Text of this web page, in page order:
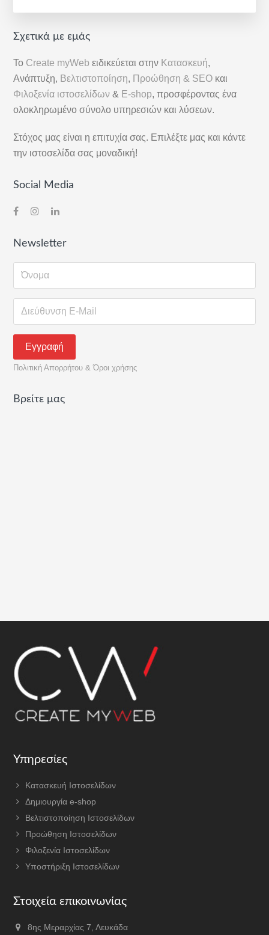
Αρχική
Στήλη
Σχετικά με εμάς
Το Create myWeb ειδικεύεται στην Κατασκευή,
Ανάπτυξη, Βελτιστοποίηση, Προώθηση & SEO και
Φιλοξενία ιστοσελίδων & E-shop, προσφέροντας ένα
ολοκληρωμένο σύνολο υπηρεσιών και λύσεων.
Στόχος μας είναι η επιτυχία σας. Επιλέξτε μας και κάντε
την ιστοσελίδα σας μοναδική!
Social Media
Newsletter
Πολιτική Απορρήτου & Όροι χρήσης
Βρείτε μας
Footer
Υπηρεσίες
Κατασκευή Ιστοσελίδων
Δημιουργία e-shop
Βελτιστοποίηση Ιστοσελίδων
Προώθηση Ιστοσελίδων
Φιλοξενία Ιστοσελίδων
Υποστήριξη Ιστοσελίδων
Στοιχεία επικοινωνίας
8ης Μεραρχίας 7, Λευκάδα